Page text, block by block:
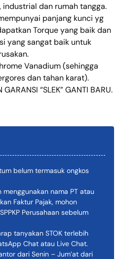
industrial dan rumah tangga.
panjang kunci yg
Torque yang baik dan
yang sangat baik untuk
Vanadium (sehingga
dan tahan karat).
GARANSI “SLEK” GANTI BARU.
belum termasuk ongkos
nama PT atau
Faktur Pajak, mohon
Perusahaan sebelum
tanyakan STOK terlebih
Chat atau Live Chat.
dari Senin – Jum’at dari